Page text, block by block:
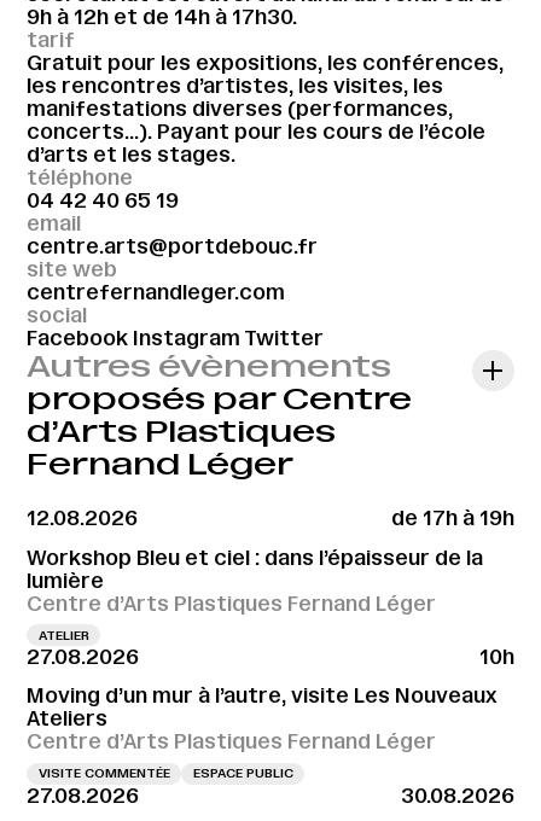
9h à 12h et de 14h à 17h30.
tarif
Gratuit pour les expositions, les conférences,
les rencontres d’artistes, les visites, les
manifestations diverses (performances,
concerts…). Payant pour les cours de l’école
d’arts et les stages.
téléphone
04 42 40 65 19
email
centre.arts@portdebouc.fr
site web
centrefernandleger.com
social
Facebook Instagram Twitter
Autres évènements
proposés par Centre
d’Arts Plastiques
Fernand Léger
12.08.2026
de 17h à 19h
Workshop Bleu et ciel : dans l’épaisseur de la
lumière
Centre d’Arts Plastiques Fernand Léger
ATELIER
27.08.2026
10h
Moving d’un mur à l’autre, visite Les Nouveaux
Ateliers
Centre d’Arts Plastiques Fernand Léger
VISITE COMMENTÉE ESPACE PUBLIC
27.08.2026
30.08.2026